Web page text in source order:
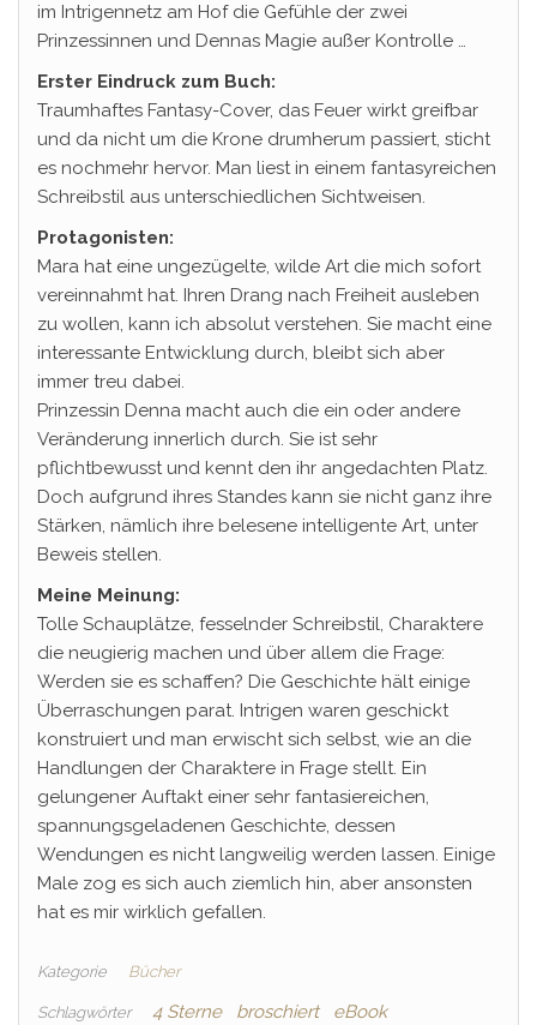
im Intrigennetz am Hof die Gefühle der zwei
Prinzessinnen und Dennas Magie außer Kontrolle …
Erster Eindruck zum Buch:
Traumhaftes Fantasy-Cover, das Feuer wirkt greifbar
und da nicht um die Krone drumherum passiert, sticht
es nochmehr hervor. Man liest in einem fantasyreichen
Schreibstil aus unterschiedlichen Sichtweisen.
Protagonisten:
Mara hat eine ungezügelte, wilde Art die mich sofort
vereinnahmt hat. Ihren Drang nach Freiheit ausleben
zu wollen, kann ich absolut verstehen. Sie macht eine
interessante Entwicklung durch, bleibt sich aber
immer treu dabei.
Prinzessin Denna macht auch die ein oder andere
Veränderung innerlich durch. Sie ist sehr
pflichtbewusst und kennt den ihr angedachten Platz.
Doch aufgrund ihres Standes kann sie nicht ganz ihre
Stärken, nämlich ihre belesene intelligente Art, unter
Beweis stellen.
Meine Meinung:
Tolle Schauplätze, fesselnder Schreibstil, Charaktere
die neugierig machen und über allem die Frage:
Werden sie es schaffen? Die Geschichte hält einige
Überraschungen parat. Intrigen waren geschickt
konstruiert und man erwischt sich selbst, wie an die
Handlungen der Charaktere in Frage stellt. Ein
gelungener Auftakt einer sehr fantasiereichen,
spannungsgeladenen Geschichte, dessen
Wendungen es nicht langweilig werden lassen. Einige
Male zog es sich auch ziemlich hin, aber ansonsten
hat es mir wirklich gefallen.
Kategorie Bücher
Schlagwörter 4 Sterne broschiert eBook